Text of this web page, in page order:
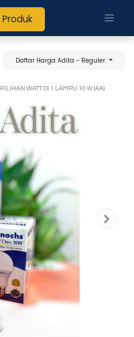
Daftar Harga Adita - Reguler
WATT DI 1 LAMPU 10 W (AA)